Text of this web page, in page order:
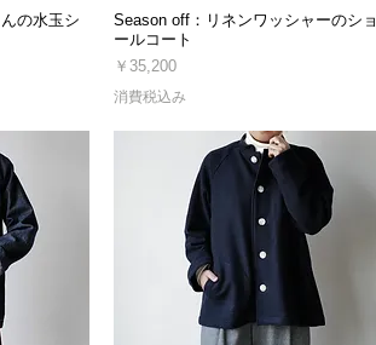
の水玉シ
Season off：リネンワッシャーのショ
ールコート
価格
￥35,200
消費税込み